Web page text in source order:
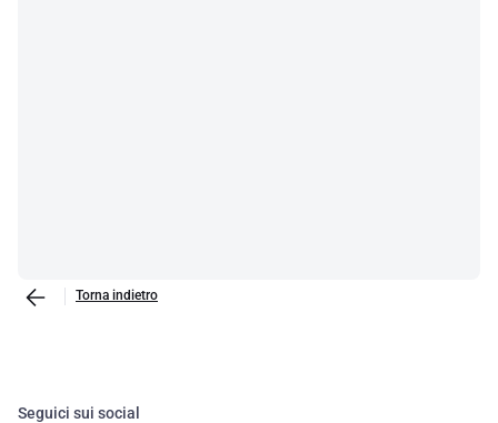
Torna indietro
Seguici sui social